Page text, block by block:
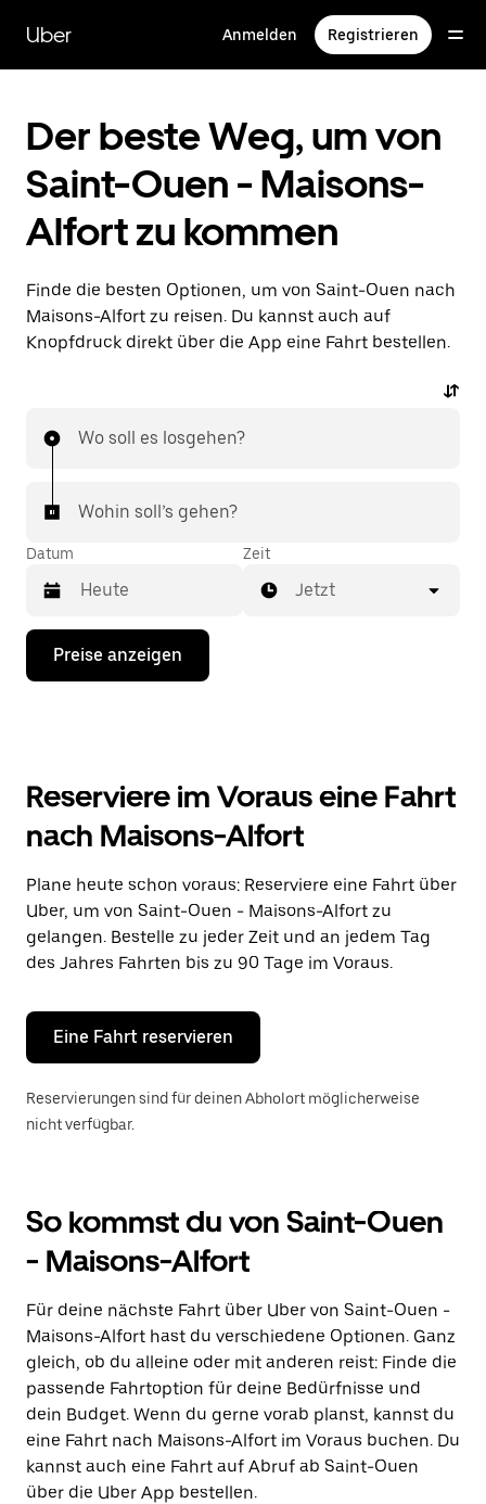
zum
Hauptinhalt
Uber Anmelden Registrieren
Der beste Weg, um von
Saint-Ouen - Maisons-
Alfort zu kommen
Finde die besten Optionen, um von Saint-Ouen nach
Maisons-Alfort zu reisen. Du kannst auch auf
Knopfdruck direkt über die App eine Fahrt bestellen.
Wo soll es losgehen?
Wohin soll’s gehen?
Datum
Drücke
Nach-
Kalender
interagieren
ein
Datum
auszuwählen.
Drücke
die
Escape-
um
den
Kalender
schließen.
Zeit
Jetzt
Preise anzeigen
Reserviere im Voraus eine Fahrt
nach Maisons-Alfort
Plane heute schon voraus: Reserviere eine Fahrt über
Uber, um von Saint-Ouen - Maisons-Alfort zu
gelangen. Bestelle zu jeder Zeit und an jedem Tag
des Jahres Fahrten bis zu 90 Tage im Voraus.
Eine Fahrt reservieren
Reservierungen sind für deinen Abholort möglicherweise
nicht verfügbar.
So kommst du von Saint-Ouen
- Maisons-Alfort
Für deine nächste Fahrt über Uber von Saint-Ouen -
Maisons-Alfort hast du verschiedene Optionen. Ganz
gleich, ob du alleine oder mit anderen reist: Finde die
passende Fahrtoption für deine Bedürfnisse und
dein Budget. Wenn du gerne vorab planst, kannst du
eine Fahrt nach Maisons-Alfort im Voraus buchen. Du
kannst auch eine Fahrt auf Abruf ab Saint-Ouen
über die Uber App bestellen.